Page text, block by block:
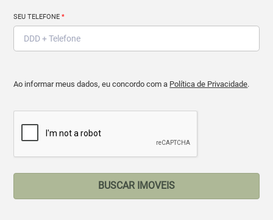
SEU TELEFONE*
Ao informar meus dados, eu concordo com a Política de Privacidade.
BUSCAR IMOVEIS